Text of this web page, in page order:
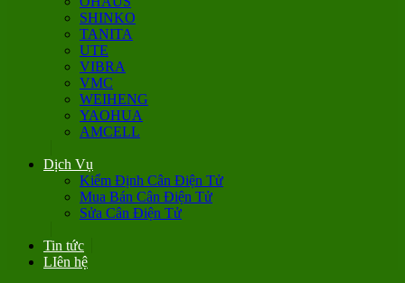
SHINKO
TANITA
UTE
VIBRA
VMC
WEIHENG
YAOHUA
AMCELL
Dịch Vụ
Kiểm Định Cân Điện Tử
Mua Bán Cân Điện Tử
Sửa Cân Điện Tử
Tin tức
LIên hệ